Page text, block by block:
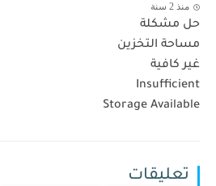
منذ 2 سنة
مشكلة
التخزين
كافية
Storage
تعليقات